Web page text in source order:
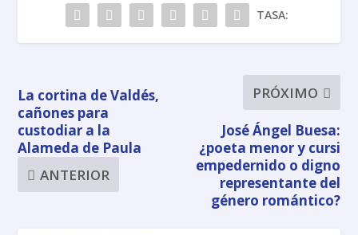
TASA:
La cortina de Valdés,
cañones para
custodiar a la
Alameda de Paula
ANTERIOR
PRÓXIMO
José Ángel Buesa:
¿poeta menor y cursi
empedernido o digno
representante del
género romántico?